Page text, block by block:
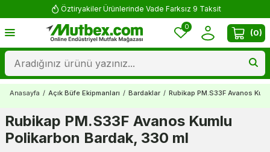
Öztiryakiler Ürünlerinde Vade Farksız 9 Taksit
0
(0)
Anasayfa / Açık Büfe Ekipmanları / Bardaklar / Rubikap PM.S33F Avanos
Rubikap PM.S33F Avanos Kumlu
Polikarbon Bardak, 330 ml